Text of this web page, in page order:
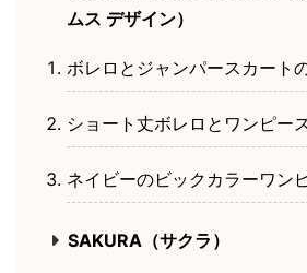
ムス デザイン）
ボレロとジャンパースカート
ショート丈ボレロとワンピー
ネイビーのビックカラーワン
SAKURA（サクラ）